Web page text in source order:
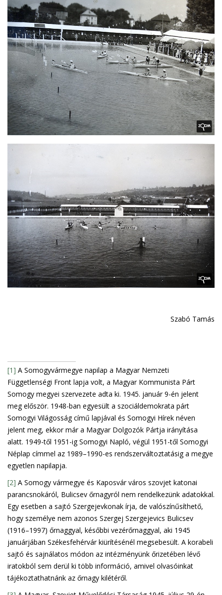
Szabó Tamás
[1] A Somogyvármegye napilap a Magyar Nemzeti
Függetlenségi Front lapja volt, a Magyar Kommunista Párt
Somogy megyei szervezete adta ki. 1945. január 9-én jelent
meg először. 1948-ban egyesült a szociáldemokrata párt
Somogyi Világosság című lapjával és Somogyi Hírek néven
jelent meg, ekkor már a Magyar Dolgozók Pártja irányítása
alatt. 1949-től 1951-ig Somogyi Napló, végül 1951-től Somogyi
Néplap címmel az 1989–1990-es rendszerváltoztatásig a megye
egyetlen napilapja.
[2] A Somogy vármegye és Kaposvár város szovjet katonai
parancsnokáról, Bulicsev őrnagyról nem rendelkezünk adatokkal.
Egy esetben a sajtó Szergejevkonak írja, de valószínűsíthető,
hogy személye nem azonos Szergej Szergejevics Bulicsev
(1916–1997) őrnaggyal, későbbi vezérőrnaggyal, aki 1945
januárjában Székesfehérvár kiürítésénél megsebesült. A korabeli
sajtó és sajnálatos módon az intézményünk őrizetében lévő
iratokból sem derül ki több információ, amivel olvasóinkat
tájékoztathatnánk az őrnagy kilétéről.